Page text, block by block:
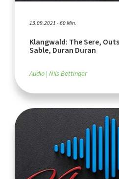
13.09.2021 - 60 Min.
Klangwald: The Sere,
Sable, Duran Duran
Audio Nils Bettinger